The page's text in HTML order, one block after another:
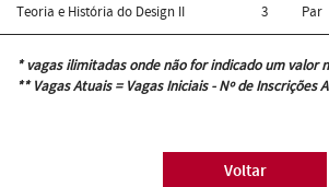
Teoria e História do Design II 3 Par
* vagas ilimitadas onde não for indicado um valor
** Vagas Atuais = Vagas Iniciais - Nº de Inscrições
Voltar